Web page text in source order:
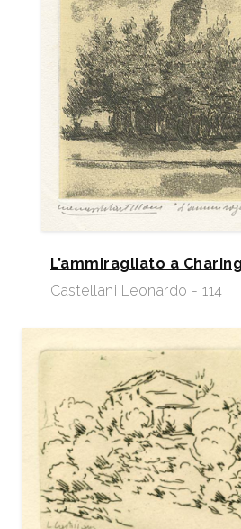
L’ammiragliato a
Castellani Leonardo - 114